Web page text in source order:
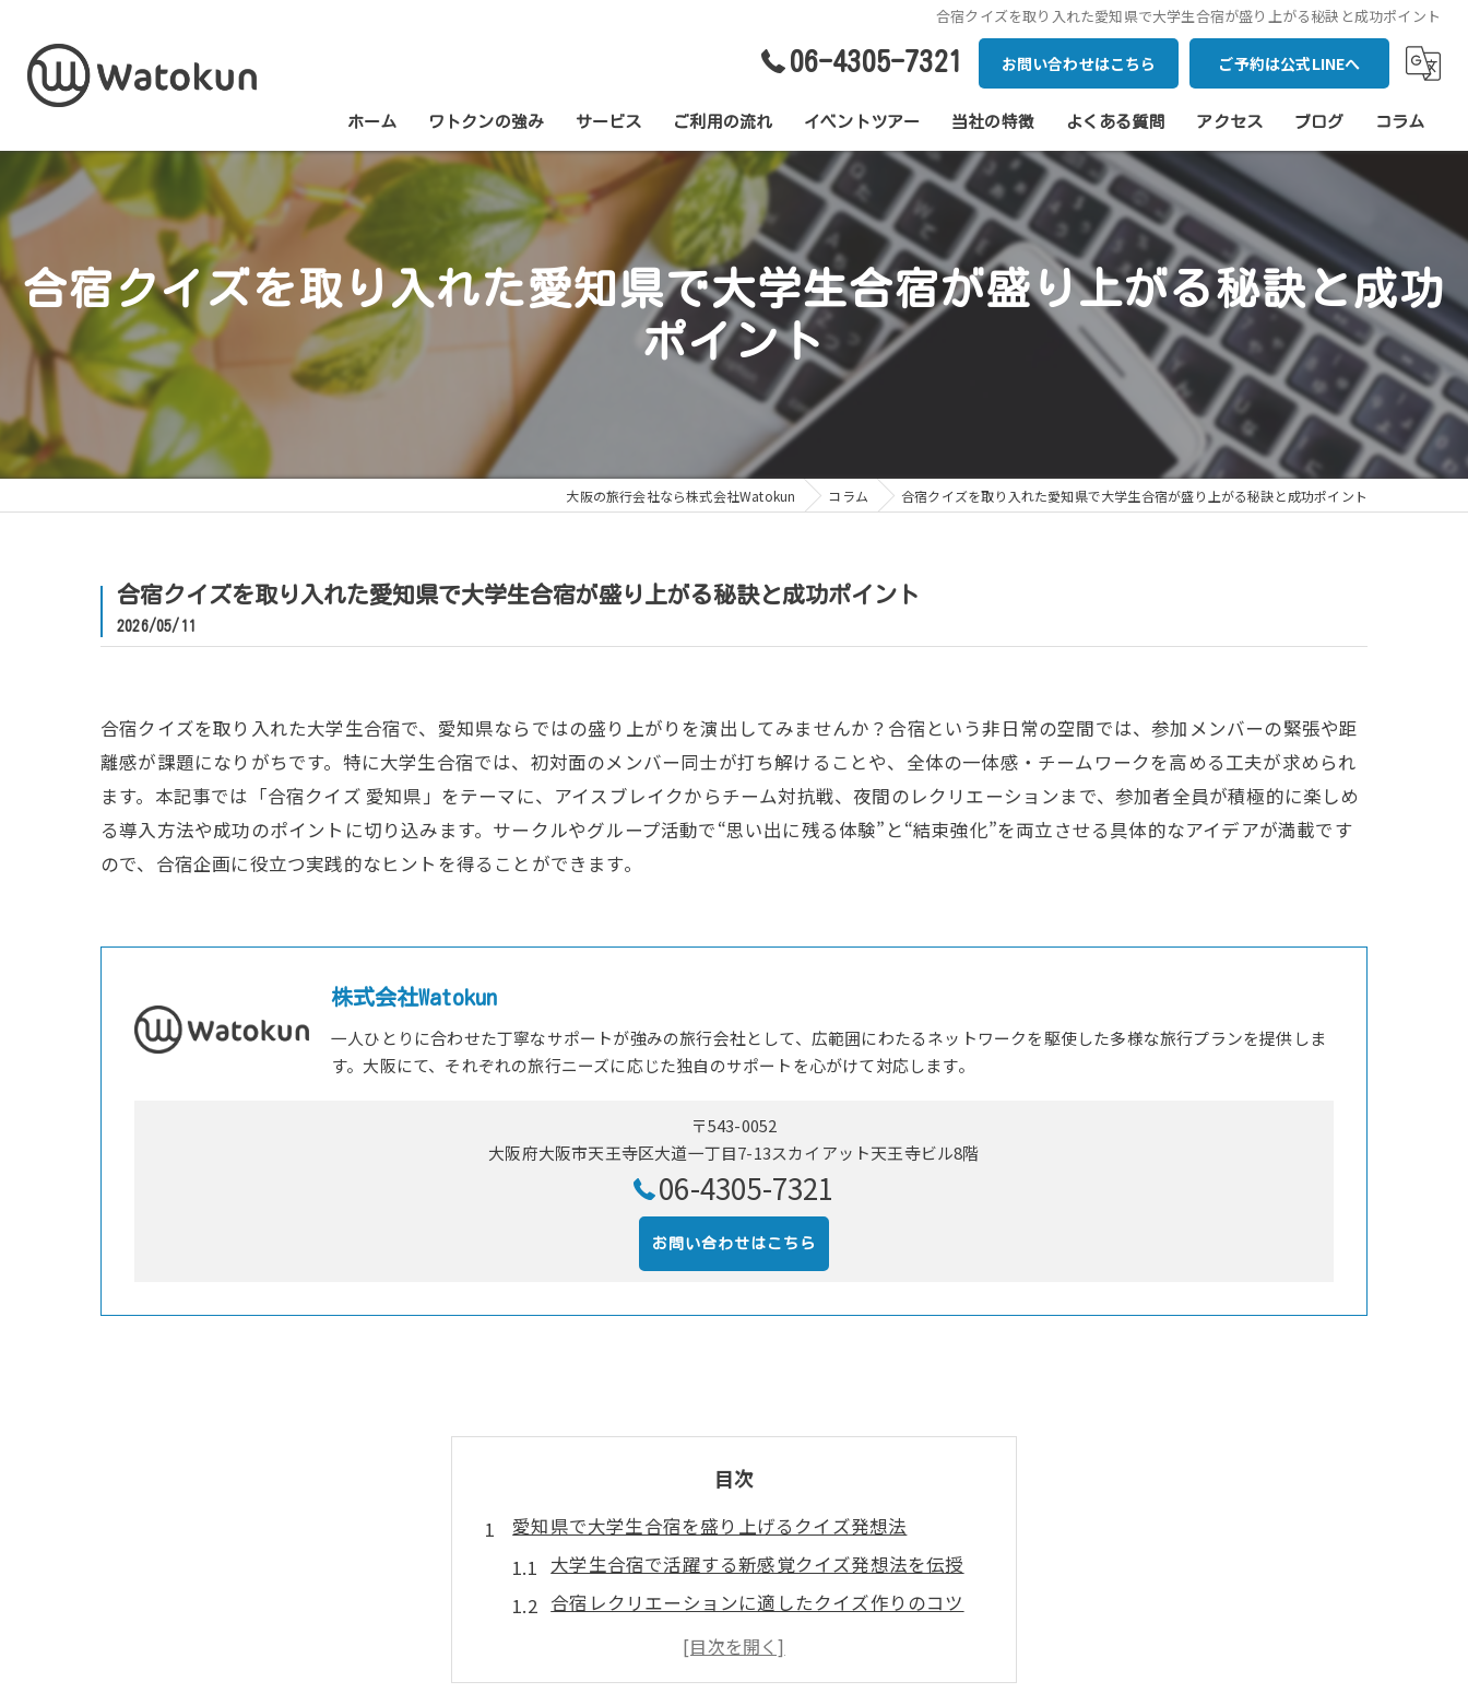
合宿クイズを取り入れた愛知県で大学生合宿が盛り上がる秘訣と成功ポイント
06-4305-7321 お問い合わせはこちら ご予約は公式LINEへ
ホーム ワトクンの強み サービス ご利用の流れ イベントツアー 当社の特徴
ツアー
バスツアー
社員旅行
よくある質問 アクセス ブログ コラム
合宿クイズを取り入れた愛知県で大学生合宿が盛り上がる秘訣と成功
ポイント
大阪の旅行会社なら株式会社Watokun コラム 合宿クイズを取り入れた愛知県で大学生合宿が盛り上がる秘訣と成功ポイント
合宿クイズを取り入れた愛知県で大学生合宿が盛り上がる秘訣と成功ポイント
2026/05/11
合宿クイズを取り入れた大学生合宿で、愛知県ならではの盛り上がりを演出してみませんか？合宿という非日常の空間では、参加メンバーの緊張や距
離感が課題になりがちです。特に大学生合宿では、初対面のメンバー同士が打ち解けることや、全体の一体感・チームワークを高める工夫が求められ
ます。本記事では「合宿クイズ 愛知県」をテーマに、アイスブレイクからチーム対抗戦、夜間のレクリエーションまで、参加者全員が積極的に楽しめ
る導入方法や成功のポイントに切り込みます。サークルやグループ活動で“思い出に残る体験”と“結束強化”を両立させる具体的なアイデアが満載です
ので、合宿企画に役立つ実践的なヒントを得ることができます。
株式会社Watokun
一人ひとりに合わせた丁寧なサポートが強みの旅行会社として、広範囲にわたるネットワークを駆使した多様な旅行プランを提供しま
す。大阪にて、それぞれの旅行ニーズに応じた独自のサポートを心がけて対応します。
〒543-0052
大阪府大阪市天王寺区大道一丁目7-13スカイアット天王寺ビル8階
06-4305-7321
お問い合わせはこちら
目次
愛知県で大学生合宿を盛り上げるクイズ発想法
大学生合宿で活躍する新感覚クイズ発想法を伝授
合宿レクリエーションに適したクイズ作りのコツ
サークル合宿の盛り上がりを高める発想テクニック
大学生合宿で使える人気クイズのアイデア集